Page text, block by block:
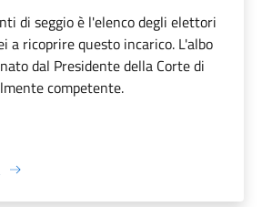
di seggio è l'elenco degli elettori
a ricoprire questo incarico. L'albo
dal Presidente della Corte di
competente.